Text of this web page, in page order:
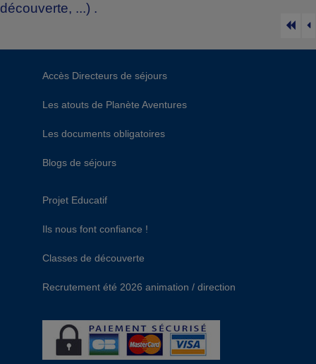
découverte, ...) .
Accès Directeurs de séjours
Les atouts de Planète Aventures
Les documents obligatoires
Blogs de séjours
Projet Educatif
Ils nous font confiance !
Classes de découverte
Recrutement été 2026 animation / direction